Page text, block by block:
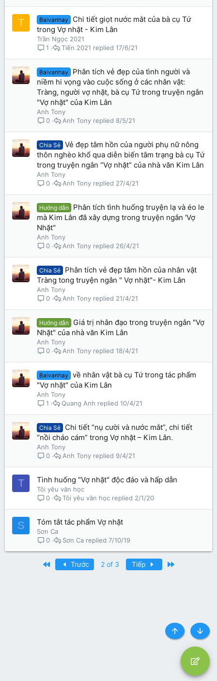
T Baivanhay
Chi tiết giọt nước mắt của bà cụ Tứ
trong Vợ nhặt - Kim Lân
Trần Ngọc 2021
1
17/6/21
Tiến 2021
Baivanhay
Phân tích vẻ đẹp của tình người và
niềm hi vọng vào cuộc sống ở các nhân vật:
Tràng, người vợ nhặt, bà cụ Tứ trong truyện ngắn
"Vợ nhặt" của Kim Lân
Anh Tony
0
8/5/21
Anh Tony
Chia Sẻ
Vẻ đẹp tâm hồn của người phụ nữ nông
thôn nghèo khổ qua diễn biến tâm trạng bà cụ Tứ
trong truyện ngắn “Vợ nhặt” của nhà văn Kim Lân
Anh Tony
0
27/4/21
Anh Tony
Hướng dẫn
Phân tích tình huống truyện lạ và éo le
mà Kim Lân đã xây dựng trong truyện ngắn 'Vợ
Nhặt"
Anh Tony
0
26/4/21
Anh Tony
Chia Sẻ
Phân tích vẻ đẹp tâm hồn của nhân vật
Tràng tong truyện ngắn " Vợ nhặt"- Kim Lân
Anh Tony
0
21/4/21
Anh Tony
Hướng dẫn
Giá trị nhân đạo trong truyện ngắn "Vợ
Nhặt" của nhà văn Kim Lân
Anh Tony
0
18/4/21
Anh Tony
Baivanhay
về nhân vật bà cụ Tứ trong tác phẩm
"Vợ nhặt" của Kim Lân
Anh Tony
1
10/4/21
Quang Anh
Chia Sẻ
Chi tiết “nụ cười và nước mắt”, chi tiết
“nồi cháo cám” trong Vợ nhặt – Kim Lân.
Anh Tony
0
9/4/21
Anh Tony
T Tình huống "Vợ nhặt" độc đáo và hấp dẫn
Tôi yêu văn học
0
2/1/20
Tôi yêu văn học
S Tóm tắt tác phẩm Vợ nhặt
Sơn Ca
0
7/10/19
Sơn Ca
First Trước 2 of 3 Tiếp
Top